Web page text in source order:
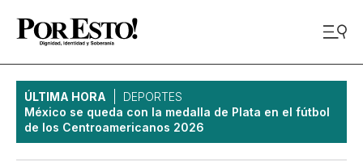
ÚLTIMA HORA
DEPORTES
México se queda con la medalla de Plata en el fútbol
de los Centroamericanos 2026